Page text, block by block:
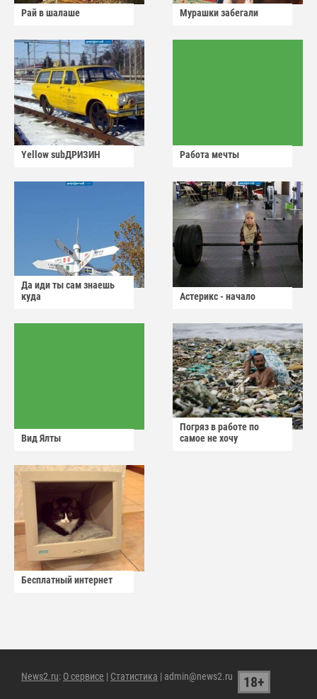
Рай в шалаше Мурашки забегали
Yellow subДРИЗИН Работа мечты
Да иди ты сам знаешь
куда
Астерикс - начало
Вид Ялты
Погряз в работе по
самое не хочу
Бесплатный интернет
News2.ru: О сервисе | Статистика | admin@news2.ru 18+